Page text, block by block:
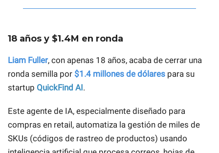
18 años y $1.4M en ronda
Liam Fuller, con apenas 18 años, acaba de cerrar una
ronda semilla por $1.4 millones de dólares para su
startup QuickFind AI.
Este agente de IA, especialmente diseñado para
compras en retail, automatiza la gestión de miles de
SKUs (códigos de rastreo de productos) usando